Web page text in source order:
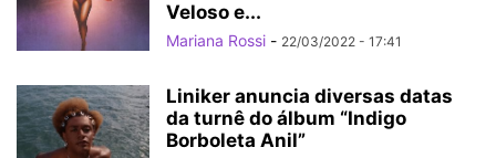
Veloso e...
Mariana Rossi - 22/03/2022 - 17:41
Liniker anuncia diversas datas
da turnê do álbum “Indigo
Borboleta Anil”